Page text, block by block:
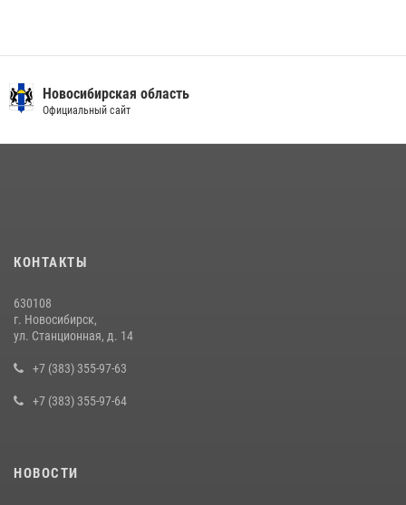
Росгвардии задержаны лица, находящихся в розыске
13 июля 2026, 05:32
Росгвардии задержан подозреваемый в грабеже
За серию краж экипажем вневедомственной охраны Росгвардии
10 июля 2026, 04:33
Новосибирская область
Официальный сайт
КОНТАКТЫ
630108
г. Новосибирск,
ул. Станционная, д. 14
+7 (383) 355-97-63
+7 (383) 355-97-64
НОВОСТИ